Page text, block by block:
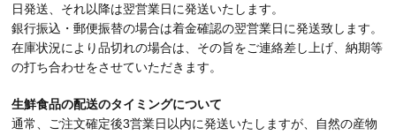
日発送、それ以降は翌営業日に発送いたします。
銀行振込・郵便振替の場合は着金確認の翌営業日に発送致します。
在庫状況により品切れの場合は、その旨をご連絡差し上げ、納期等
の打ち合わせをさせていただきます。
生鮮食品の配送のタイミングについて
通常、ご注文確定後3営業日以内に発送いたしますが、自然の産物